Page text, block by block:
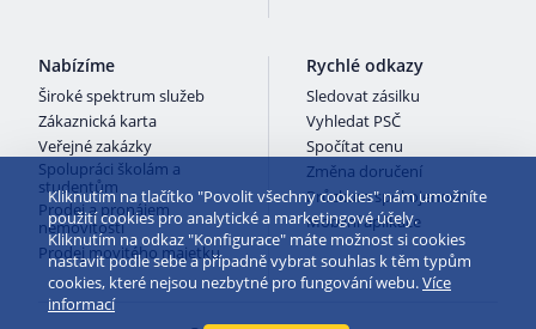
Nabízíme
Široké spektrum služeb
Zákaznická karta
Veřejné zakázky
Spolupráci školám a
studentům
Prodej a pronájem
nemovitostí
Prodej movitého majetku
Rychlé odkazy
Sledovat zásilku
Vyhledat PSČ
Spočítat cenu
Změna doručení
Průzkum spokojenosti
Mobilní aplikace
Kliknutím na tlačítko "Povolit všechny cookies" nám umožníte
použití cookies pro analytické a marketingové účely.
Kliknutím na odkaz "Konfigurace" máte možnost si cookies
nastavit podle sebe a případně vybrat souhlas k těm typům
cookies, které nejsou nezbytné pro fungování webu.Více
informací